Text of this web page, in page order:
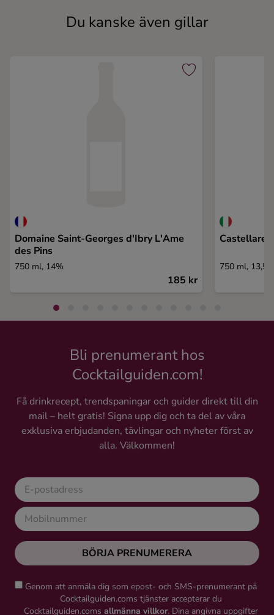
Du kanske även gillar
Domaine Saint-Georges d'Ibry L'Ame
des Pins
750 ml, 14%
185 kr
Castellare
750 ml,
Bli prenumerant hos
Cocktailguiden.com!
Få drinkrecept, trendspaningar och guider direkt till din
mail – helt gratis! Signa upp dig och ta del av våra
exklusiva erbjudanden, tävlingar och nyheter först av
alla. Välkommen!
BÖRJA PRENUMERERA
Genom att anmäla dig som epost- och SMS-prenumerant på
Cocktailguiden.coms tjänster accepterar du
Cocktailguiden.coms allmänna villkor. Dina angivna uppgifter